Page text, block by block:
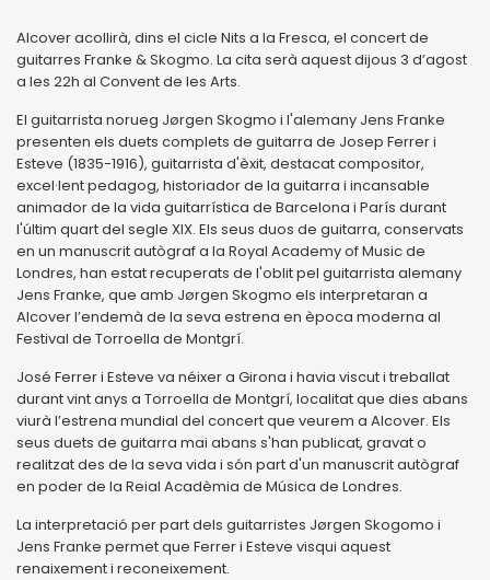
Alcover acollirà, dins el cicle Nits a la Fresca, el concert de
guitarres Franke & Skogmo. La cita serà aquest dijous 3 d’agost
a les 22h al Convent de les Arts.
El guitarrista norueg Jørgen Skogmo i l'alemany Jens Franke
presenten els duets complets de guitarra de Josep Ferrer i
Esteve (1835-1916), guitarrista d'èxit, destacat compositor,
excel·lent pedagog, historiador de la guitarra i incansable
animador de la vida guitarrística de Barcelona i París durant
l'últim quart del segle XIX. Els seus duos de guitarra, conservats
en un manuscrit autògraf a la Royal Academy of Music de
Londres, han estat recuperats de l'oblit pel guitarrista alemany
Jens Franke, que amb Jørgen Skogmo els interpretaran a
Alcover l’endemà de la seva estrena en època moderna al
Festival de Torroella de Montgrí.
José Ferrer i Esteve va néixer a Girona i havia viscut i treballat
durant vint anys a Torroella de Montgrí, localitat que dies abans
viurà l’estrena mundial del concert que veurem a Alcover. Els
seus duets de guitarra mai abans s'han publicat, gravat o
realitzat des de la seva vida i són part d'un manuscrit autògraf
en poder de la Reial Acadèmia de Música de Londres.
La interpretació per part dels guitarristes Jørgen Skogomo i
Jens Franke permet que Ferrer i Esteve visqui aquest
renaixement i reconeixement.